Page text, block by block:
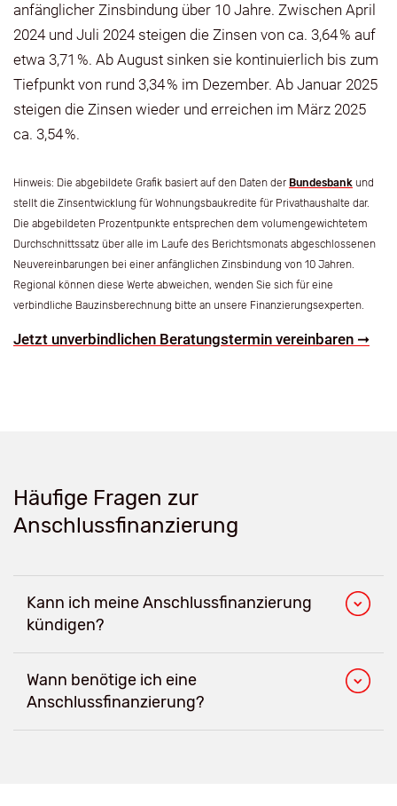
anfänglicher Zinsbindung über 10 Jahre. Zwischen April
2024 und Juli 2024 steigen die Zinsen von ca. 3,64 % auf
etwa 3,71 %. Ab August sinken sie kontinuierlich bis zum
Tiefpunkt von rund 3,34 % im Dezember. Ab Januar 2025
steigen die Zinsen wieder und erreichen im März 2025
ca. 3,54 %.
Hinweis: Die abgebildete Grafik basiert auf den Daten der Bundesbank und
stellt die Zinsentwicklung für Wohnungsbaukredite für Privathaushalte dar.
Die abgebildeten Prozentpunkte entsprechen dem volumengewichtetem
Durchschnittssatz über alle im Laufe des Berichtsmonats abgeschlossenen
Neuvereinbarungen bei einer anfänglichen Zinsbindung von 10 Jahren.
Regional können diese Werte abweichen, wenden Sie sich für eine
verbindliche Bauzinsberechnung bitte an unsere Finanzierungsexperten.
Jetzt unverbindlichen Beratungstermin vereinbaren ➞
Häufige Fragen zur
Anschlussfinanzierung
Kann ich meine Anschlussfinanzierung
kündigen?
Wann benötige ich eine
Anschlussfinanzierung?